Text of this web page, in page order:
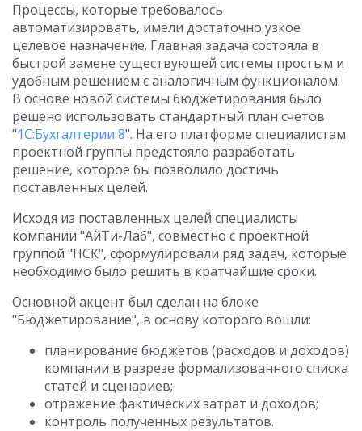
Процессы, которые требовалось
автоматизировать, имели достаточно узкое
целевое назначение. Главная задача состояла в
быстрой замене существующей системы простым и
удобным решением с аналогичным функционалом.
В основе новой системы бюджетирования было
решено использовать стандартный план счетов
"1С:Бухгалтерии 8". На его платформе специалистам
проектной группы предстояло разработать
решение, которое бы позволило достичь
поставленных целей.
Исходя из поставленных целей специалисты
компании "АйТи-Лаб", совместно с проектной
группой "НСК", сформулировали ряд задач, которые
необходимо было решить в кратчайшие сроки.
Основной акцент был сделан на блоке
"Бюджетирование", в основу которого вошли:
планирование бюджетов (расходов и доходов)
компании в разрезе формализованного списка
статей и сценариев;
отражение фактических затрат и доходов;
контроль полученных результатов.